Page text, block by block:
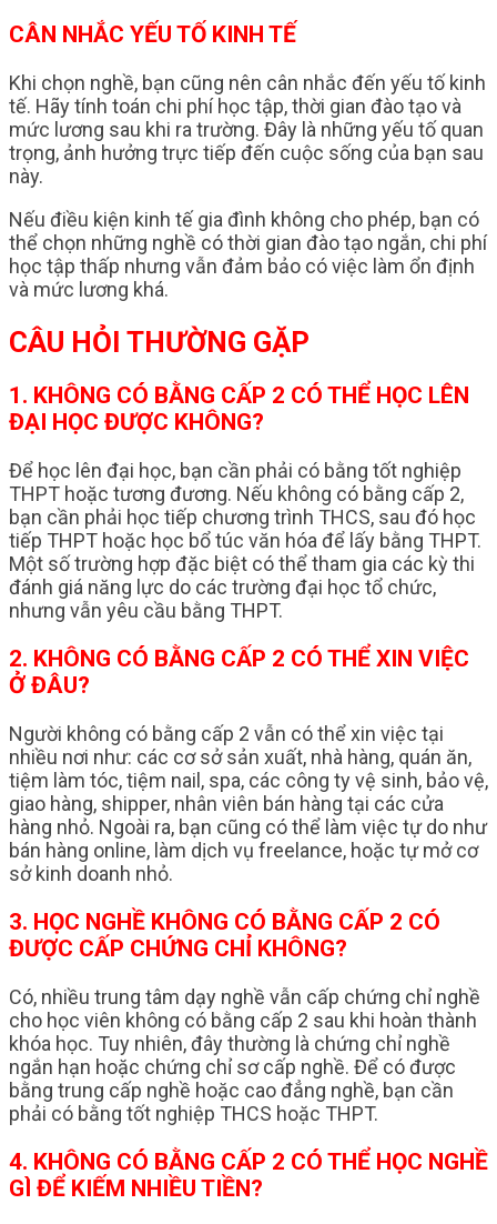
CÂN NHẮC YẾU TỐ KINH TẾ
Khi chọn nghề, bạn cũng nên cân nhắc đến yếu tố kinh
tế. Hãy tính toán chi phí học tập, thời gian đào tạo và
mức lương sau khi ra trường. Đây là những yếu tố quan
trọng, ảnh hưởng trực tiếp đến cuộc sống của bạn sau
này.
Nếu điều kiện kinh tế gia đình không cho phép, bạn có
thể chọn những nghề có thời gian đào tạo ngắn, chi phí
học tập thấp nhưng vẫn đảm bảo có việc làm ổn định
và mức lương khá.
CÂU HỎI THƯỜNG GẶP
1. KHÔNG CÓ BẰNG CẤP 2 CÓ THỂ HỌC LÊN
ĐẠI HỌC ĐƯỢC KHÔNG?
Để học lên đại học, bạn cần phải có bằng tốt nghiệp
THPT hoặc tương đương. Nếu không có bằng cấp 2,
bạn cần phải học tiếp chương trình THCS, sau đó học
tiếp THPT hoặc học bổ túc văn hóa để lấy bằng THPT.
Một số trường hợp đặc biệt có thể tham gia các kỳ thi
đánh giá năng lực do các trường đại học tổ chức,
nhưng vẫn yêu cầu bằng THPT.
2. KHÔNG CÓ BẰNG CẤP 2 CÓ THỂ XIN VIỆC
Ở ĐÂU?
Người không có bằng cấp 2 vẫn có thể xin việc tại
nhiều nơi như: các cơ sở sản xuất, nhà hàng, quán ăn,
tiệm làm tóc, tiệm nail, spa, các công ty vệ sinh, bảo vệ,
giao hàng, shipper, nhân viên bán hàng tại các cửa
hàng nhỏ. Ngoài ra, bạn cũng có thể làm việc tự do như
bán hàng online, làm dịch vụ freelance, hoặc tự mở cơ
sở kinh doanh nhỏ.
3. HỌC NGHỀ KHÔNG CÓ BẰNG CẤP 2 CÓ
ĐƯỢC CẤP CHỨNG CHỈ KHÔNG?
Có, nhiều trung tâm dạy nghề vẫn cấp chứng chỉ nghề
cho học viên không có bằng cấp 2 sau khi hoàn thành
khóa học. Tuy nhiên, đây thường là chứng chỉ nghề
ngắn hạn hoặc chứng chỉ sơ cấp nghề. Để có được
bằng trung cấp nghề hoặc cao đẳng nghề, bạn cần
phải có bằng tốt nghiệp THCS hoặc THPT.
4. KHÔNG CÓ BẰNG CẤP 2 CÓ THỂ HỌC NGHỀ
GÌ ĐỂ KIẾM NHIỀU TIỀN?